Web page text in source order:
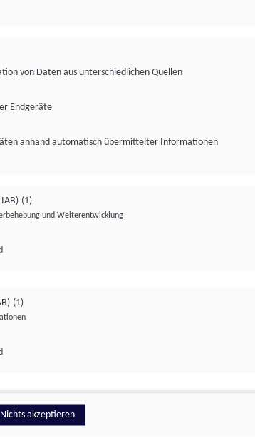
von Daten aus unterschiedlichen Quellen
Endgeräte
anhand automatisch übermittelter Informationen
(1)
und Weiterentwicklung
(1)
Nichts akzeptieren